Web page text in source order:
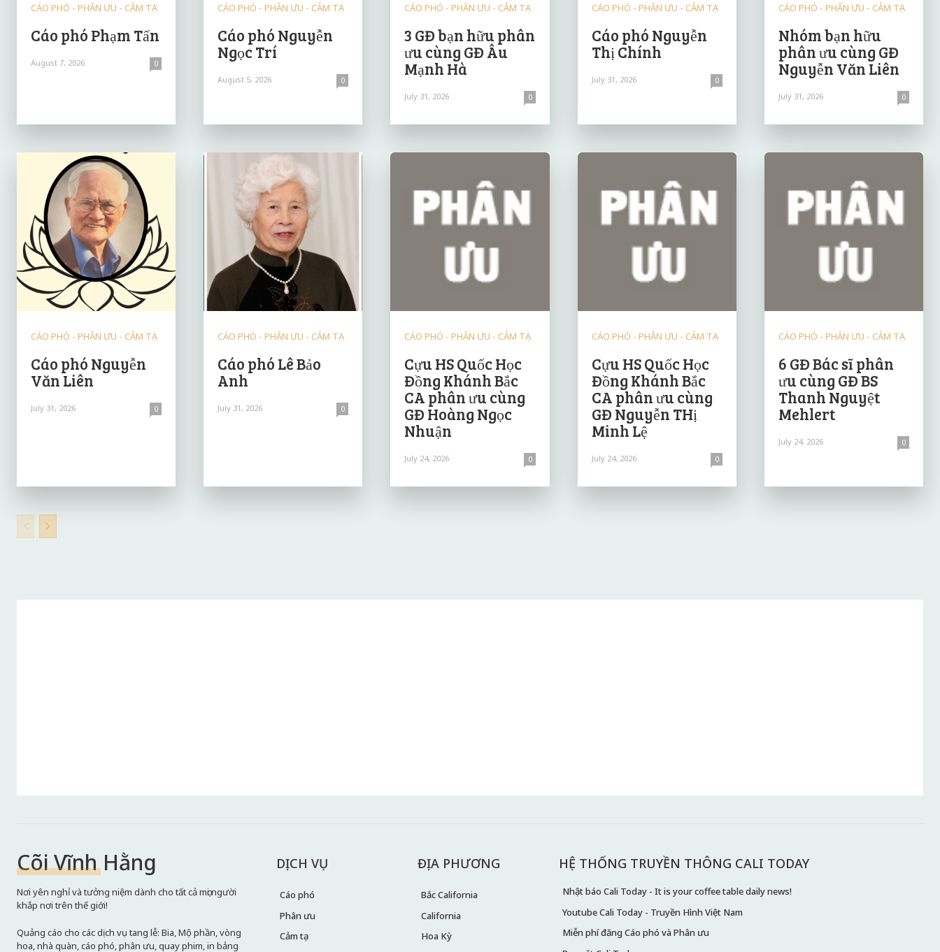
CÁO PHÓ - PHÂN ƯU - CẢM TẠ
Cáo phó Phạm Tấn
August 7, 2026 0
CÁO PHÓ - PHÂN ƯU - CẢM TẠ
Cáo phó Nguyễn
Ngọc Trí
August 5, 2026 0
CÁO PHÓ - PHÂN ƯU - CẢM TẠ
3 GĐ bạn hữu phân
ưu cùng GĐ Âu
Mạnh Hà
July 31, 2026 0
CÁO PHÓ - PHÂN ƯU - CẢM TẠ
Cáo phó Nguyễn
Thị Chính
July 31, 2026 0
CÁO PHÓ - PHÂN ƯU - CẢM TẠ
Nhóm bạn hữu
phân ưu cùng GĐ
Nguyễn Văn Liên
July 31, 2026 0
CÁO PHÓ - PHÂN ƯU - CẢM TẠ
Cáo phó Nguyễn
Văn Liên
July 31, 2026 0
CÁO PHÓ - PHÂN ƯU - CẢM TẠ
Cáo phó Lê Bảo
Anh
July 31, 2026 0
CÁO PHÓ - PHÂN ƯU - CẢM TẠ
Cựu HS Quốc Học
Đồng Khánh Bắc
CA phân ưu cùng
GĐ Hoàng Ngọc
Nhuận
July 24, 2026 0
CÁO PHÓ - PHÂN ƯU - CẢM TẠ
Cựu HS Quốc Học
Đồng Khánh Bắc
CA phân ưu cùng
GĐ Nguyễn THị
Minh Lệ
July 24, 2026 0
CÁO PHÓ - PHÂN ƯU - CẢM TẠ
6 GĐ Bác sĩ phân
ưu cùng GĐ BS
Thanh Nguyệt
Mehlert
July 24, 2026 0
Cõi Vĩnh Hằng
Nơi yên nghỉ và tưởng niệm dành cho tất cả mọi người
khắp nơi trên thế giới!
Quảng cáo cho các dịch vụ tang lễ: Bia, Mộ phần, vòng
hoa, nhà quàn, cáo phó, phân ưu, quay phim, in bảng
DỊCH VỤ
Cáo phó
Phân ưu
Cảm tạ
ĐỊA PHƯƠNG
Bắc California
California
Hoa Kỳ
HỆ THỐNG TRUYỀN THÔNG CALI TODAY
Nhật báo Cali Today - It is your coffee table daily news!
Youtube Cali Today - Truyền Hình Việt Nam
Miễn phí đăng Cáo phó và Phân ưu